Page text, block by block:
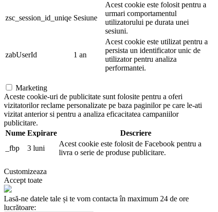
zsc_session_id_uniqe Sesiune
Acest cookie este folosit pentru a
urmari comportamentul
utilizatorului pe durata unei
sesiuni.
zabUserId 1 an
Acest cookie este utilizat pentru a
persista un identificator unic de
utilizator pentru analiza
performantei.
Marketing
Aceste cookie-uri de publicitate sunt folosite pentru a oferi
vizitatorilor reclame personalizate pe baza paginilor pe care le-ati
vizitat anterior si pentru a analiza eficacitatea campaniilor
publicitare.
Nume Expirare
Descriere
_fbp
3 luni
Acest cookie este folosit de Facebook pentru a
livra o serie de produse publicitare.
Customizeaza
Accept toate
Lasă-ne datele tale și te vom contacta în maximum 24 de ore
lucrătoare: